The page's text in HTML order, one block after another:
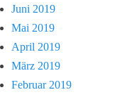
Juni 2019
Mai 2019
April 2019
März 2019
Februar 2019